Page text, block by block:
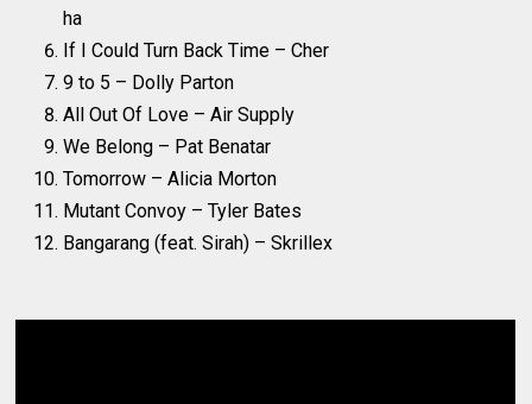
ha
If I Could Turn Back Time – Cher
9 to 5 – Dolly Parton
All Out Of Love – Air Supply
We Belong – Pat Benatar
Tomorrow – Alicia Morton
Mutant Convoy – Tyler Bates
Bangarang (feat. Sirah) – Skrillex